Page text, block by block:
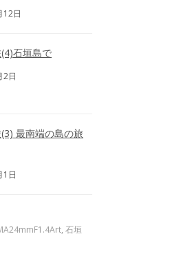
日
石垣島で
日
最南端の島の旅
日
, 石垣